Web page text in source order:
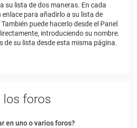
su lista de dos maneras. En cada
para añadirlo a su lista de
puede hacerlo desde el Panel
introduciendo su nombre.
de su lista desde esta misma página.
los foros
en uno o varios foros?